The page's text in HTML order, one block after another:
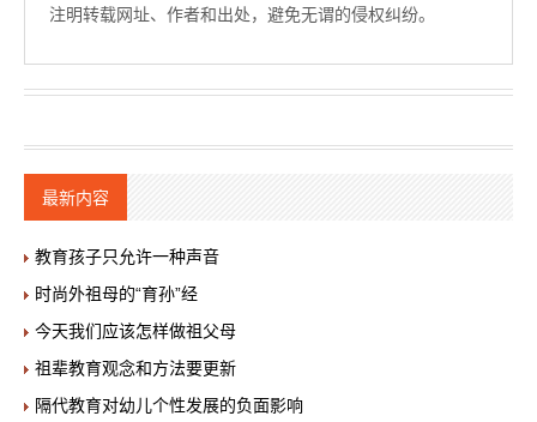
注明转载网址、作者和出处，避免无谓的侵权纠纷。
最新内容
教育孩子只允许一种声音
时尚外祖母的“育孙”经
今天我们应该怎样做祖父母
祖辈教育观念和方法要更新
隔代教育对幼儿个性发展的负面影响